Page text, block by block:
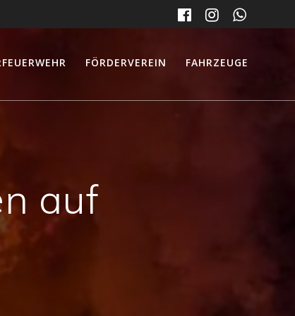
FÖRDERVEREIN FAHRZEUGE
auf